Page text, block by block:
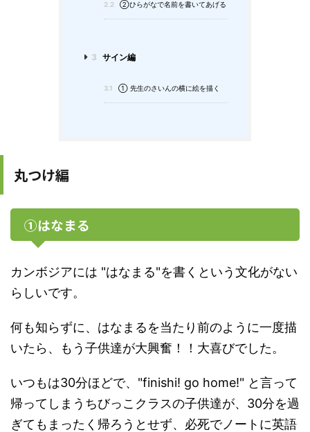
2.2 ②ひらがなで名前を書いてあげる
3 サイン編
3.1 ① 先生のさいんの横に絵を描く
丸つけ編
①はなまる
カンボジアには "はなまる"を書くという文化がない
らしいです。
何も知らずに、はなまるを当たり前のように一度描
いたら、もう子供達が大興奮！！大喜びでした。
いつもは30分ほどで、"finishi! go home!" と言って
帰ってしまうちびっこクラスの子供達が、30分を過
ぎてもまったく帰ろうとせず、必死でノートに英語